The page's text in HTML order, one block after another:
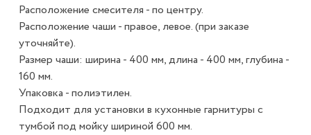
Расположение смесителя - по центру.
Расположение чаши - правое, левое. (при заказе
уточняйте).
Размер чаши: ширина - 400 мм, длина - 400 мм, глубина -
160 мм.
Упаковка - полиэтилен.
Подходит для установки в кухонные гарнитуры с
тумбой под мойку шириной 600 мм.